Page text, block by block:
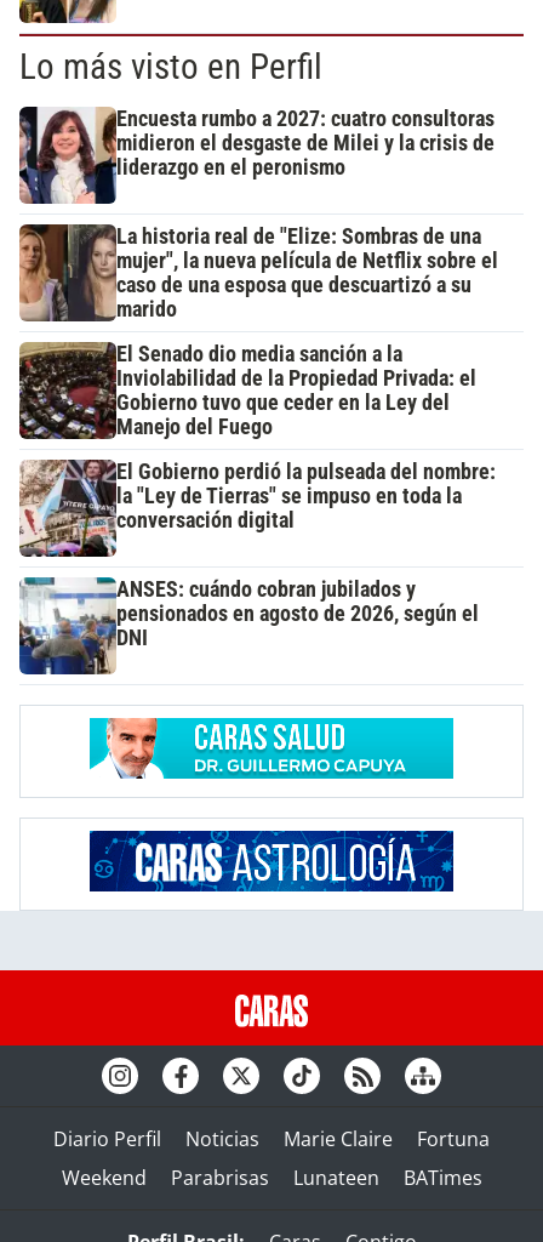
Lo más visto en Perfil
Encuesta rumbo a 2027: cuatro consultoras
midieron el desgaste de Milei y la crisis de
liderazgo en el peronismo
La historia real de "Elize: Sombras de una
mujer", la nueva película de Netflix sobre el
caso de una esposa que descuartizó a su
marido
El Senado dio media sanción a la
Inviolabilidad de la Propiedad Privada: el
Gobierno tuvo que ceder en la Ley del
Manejo del Fuego
El Gobierno perdió la pulseada del nombre:
la "Ley de Tierras" se impuso en toda la
conversación digital
ANSES: cuándo cobran jubilados y
pensionados en agosto de 2026, según el
DNI
Diario Perfil Noticias Marie Claire
Fortuna
Weekend
Parabrisas Lunateen BATimes